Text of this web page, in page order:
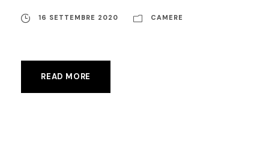
16 SETTEMBRE 2020 CAMERE
READ MORE